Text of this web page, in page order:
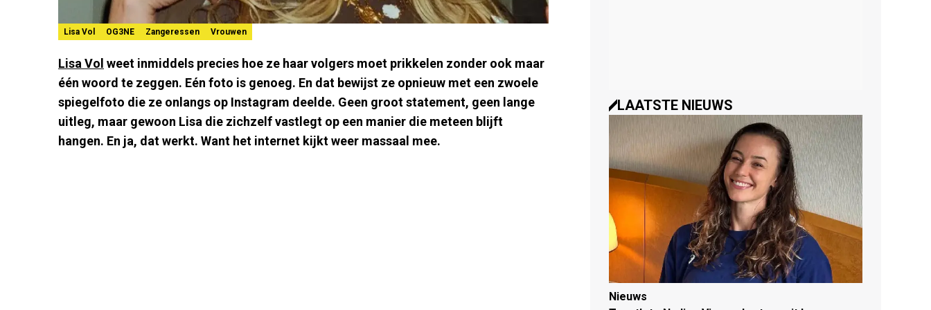
Lisa Vol OG3NE Zangeressen Vrouwen
Lisa Vol weet inmiddels precies hoe ze haar volgers moet prikkelen zonder ook maar
één woord te zeggen. Eén foto is genoeg. En dat bewijst ze opnieuw met een zwoele
spiegelfoto die ze onlangs op Instagram deelde. Geen groot statement, geen lange
uitleg, maar gewoon Lisa die zichzelf vastlegt op een manier die meteen blijft
hangen. En ja, dat werkt. Want het internet kijkt weer massaal mee.
LAATSTE NIEUWS
Nieuws